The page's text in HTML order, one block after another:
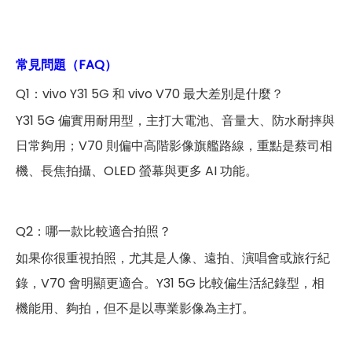
常見問題（FAQ）
Q1：vivo Y31 5G 和 vivo V70 最大差別是什麼？
Y31 5G 偏實用耐用型，主打大電池、音量大、防水耐摔與
日常夠用；V70 則偏中高階影像旗艦路線，重點是蔡司相
機、長焦拍攝、OLED 螢幕與更多 AI 功能。
Q2：哪一款比較適合拍照？
如果你很重視拍照，尤其是人像、遠拍、演唱會或旅行紀
錄，V70 會明顯更適合。Y31 5G 比較偏生活紀錄型，相
機能用、夠拍，但不是以專業影像為主打。